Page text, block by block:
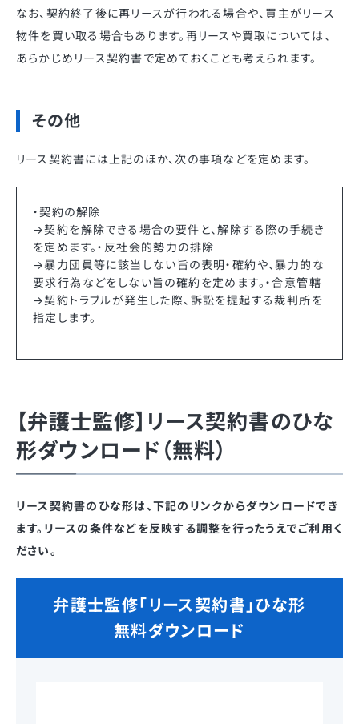
なお、契約終了後に再リースが行われる場合や、買主がリース
物件を買い取る場合もあります。再リースや買取については、
あらかじめリース契約書で定めておくことも考えられます。
その他
リース契約書には上記のほか、次の事項などを定めます。
・契約の解除
→契約を解除できる場合の要件と、解除する際の手続き
を定めます。・反社会的勢力の排除
→暴力団員等に該当しない旨の表明・確約や、暴力的な
要求行為などをしない旨の確約を定めます。・合意管轄
→契約トラブルが発生した際、訴訟を提起する裁判所を
指定します。
【弁護士監修】リース契約書のひな
形ダウンロード（無料）
リース契約書のひな形は、下記のリンクからダウンロードでき
ます。リースの条件などを反映する調整を行ったうえでご利用く
ださい。
弁護士監修「リース契約書」ひな形
無料ダウンロード